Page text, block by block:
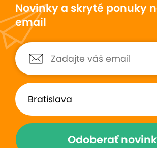
Novinky a skryté ponuky
email
Odoberať